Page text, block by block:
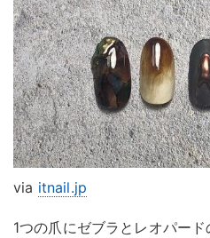
via itnail.jp
1つの爪にゼブラとレオパー